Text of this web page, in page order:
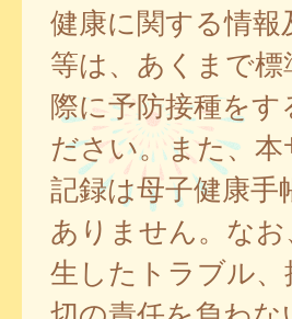
健康に関する情
等は、あくまで
際に予防接種を
ださい。また、
記録は母子健康
ありません。な
生したトラブル